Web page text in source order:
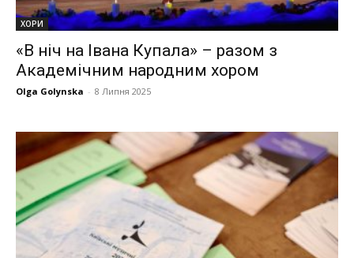
ХОРИ
«В ніч на Івана Купала» – разом з
Академічним народним хором
Olga Golynska - 8 Липня 2025